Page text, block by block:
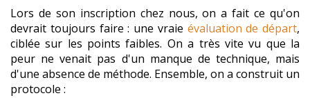
Lors de son inscription chez nous, on a fait ce qu'on
devrait toujours faire : une vraie évaluation de départ,
ciblée sur les points faibles. On a très vite vu que la
peur ne venait pas d'un manque de technique, mais
d'une absence de méthode. Ensemble, on a construit un
protocole :